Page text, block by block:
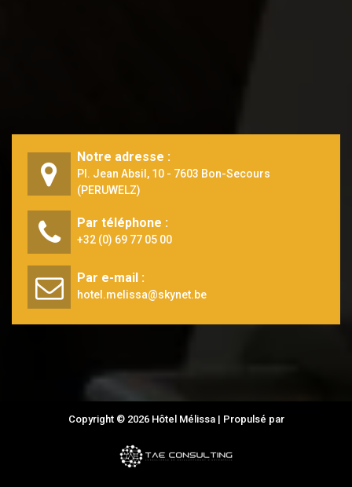
Notre adresse :
Pl. Jean Absil, 10 - 7603 Bon-Secours
(PERUWELZ)
Par téléphone :
+32 (0) 69 77 05 00
Par e-mail :
hotel.melissa@skynet.be
Copyright © 2026 Hôtel Mélissa | Propulsé par